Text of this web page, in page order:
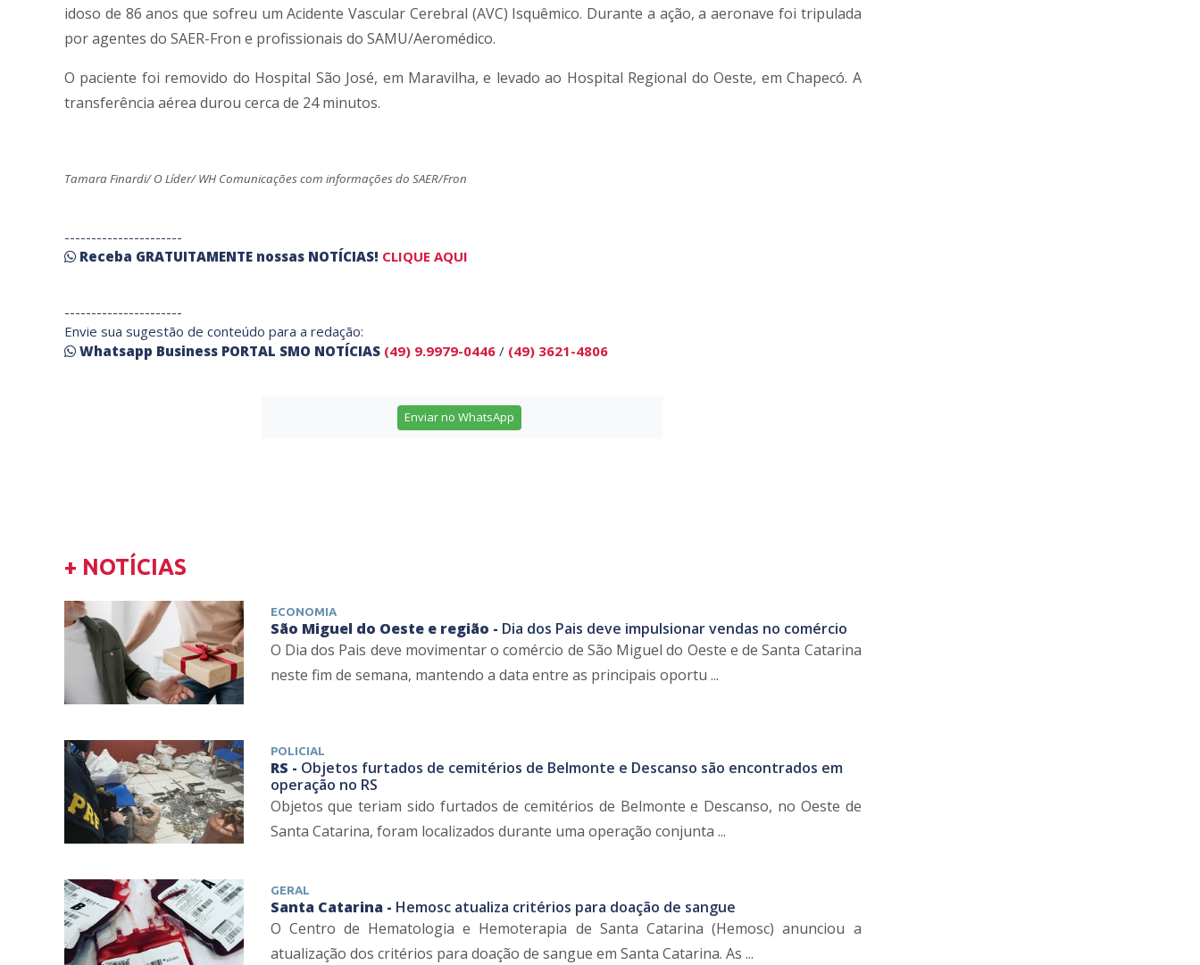
idoso de 86 anos que sofreu um Acidente Vascular Cerebral (AVC) Isquêmico. Durante a ação, a aeronave foi tripulada
por agentes do SAER-Fron e profissionais do SAMU/Aeromédico.
O paciente foi removido do Hospital São José, em Maravilha, e levado ao Hospital Regional do Oeste, em Chapecó. A
transferência aérea durou cerca de 24 minutos.
Tamara Finardi/ O Líder/ WH Comunicações com informações do SAER/Fron
----------------------
Receba GRATUITAMENTE nossas NOTÍCIAS! CLIQUE AQUI
----------------------
Envie sua sugestão de conteúdo para a redação:
Whatsapp Business PORTAL SMO NOTÍCIAS (49) 9.9979-0446 / (49) 3621-4806
Enviar no WhatsApp
+ NOTÍCIAS
ECONOMIA
São Miguel do Oeste e região - Dia dos Pais deve impulsionar vendas no comércio
O Dia dos Pais deve movimentar o comércio de São Miguel do Oeste e de Santa Catarina
neste fim de semana, mantendo a data entre as principais oportu ...
POLICIAL
RS - Objetos furtados de cemitérios de Belmonte e Descanso são encontrados em
operação no RS
Objetos que teriam sido furtados de cemitérios de Belmonte e Descanso, no Oeste de
Santa Catarina, foram localizados durante uma operação conjunta ...
GERAL
Santa Catarina - Hemosc atualiza critérios para doação de sangue
O Centro de Hematologia e Hemoterapia de Santa Catarina (Hemosc) anunciou a
atualização dos critérios para doação de sangue em Santa Catarina. As ...